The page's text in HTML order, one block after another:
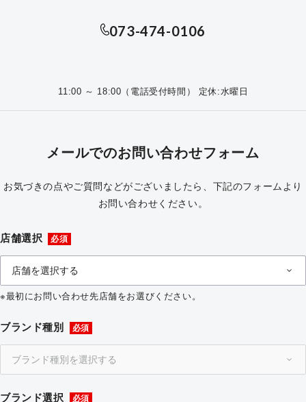
073-474-0106
11:00 ～ 18:00（電話受付時間） 定休:水曜日
メールでのお問い合わせフォーム
お気づきの点やご質問などがございましたら、下記のフォームより
お問い合わせください。
店舗選択 必須
※最初にお問い合わせ先店舗をお選びください。
ブランド種別 必須
ブランド選択 必須